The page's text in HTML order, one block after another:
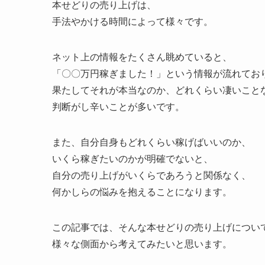
本せどりの売り上げは、
手法やかける時間によって様々です。
ネット上の情報をたくさん眺めていると、
「〇〇万円稼ぎました！」という情報が流れてお
果たしてそれが本当なのか、どれくらい凄いこと
判断がし辛いことが多いです。
また、自分自身もどれくらい稼げばいいのか、
いくら稼ぎたいのかが明確でないと、
自分の売り上げがいくらであろうと関係なく、
何かしらの悩みを抱えることになります。
この記事では、そんな本せどりの売り上げについ
様々な側面から考えてみたいと思います。